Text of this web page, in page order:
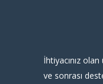
İhtiyacınız
ve sonrası